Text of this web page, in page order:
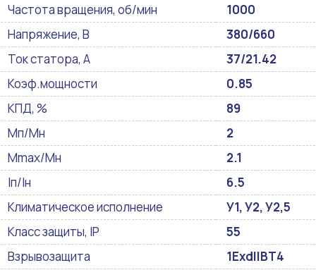
Частота вращения, об/мин
1000
Напряжение, В
380/660
Ток статора, А
37/21.42
Коэф.мощности
0.85
КПД, %
89
Мп/Мн
2
Mmax/Mн
2.1
Iп/Iн
6.5
Климатическое исполнение
У1, У2, У2,5
Класс защиты, IP
55
Взрывозащита
1ExdIIBT4